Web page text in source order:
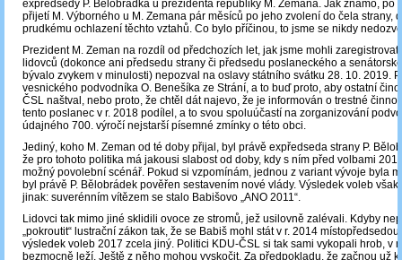
expředsedy P. Bělobrádka u prezidenta republiky M. Zemana. Jak známo, po
přijetí M. Výborného u M. Zemana pár měsíců po jeho zvolení do čela strany,
prudkému ochlazení těchto vztahů. Co bylo příčinou, to jsme se nikdy
Prezident M. Zeman na rozdíl od předchozích let, jak jsme mohli
lidovců (dokonce ani předsedu strany či předsedu poslaneckého a
bývalo zvykem v minulosti) nepozval na oslavy státního svátku 28. 10. 2019.
vesnického podvodníka O. Benešíka ze Strání, a to buď proto, aby ostatní
ČSL naštval, nebo proto, že chtěl dát najevo, že je informován o trestné
tento poslanec v r. 2018 podílel, a to svou spoluúčastí na zorganizování
údajného 700. výročí nejstarší písemné zmínky o této obci.
Jediný, koho M. Zeman od té doby přijal, byl právě expředseda strany P.
že pro tohoto politika má jakousi slabost od doby, kdy s ním před volbami
možný povolební scénář. Pokud si vzpomínám, jednou z variant vývoje byla
byl právě P. Bělobrádek pověřen sestavením nové vlády. Výsledek voleb
jinak: suverénním vítězem se stalo Babišovo „ANO 2011“.
Lidovci tak mimo jiné sklidili ovoce ze stromů, jež usilovně zalévali. Kdyby
„pokroutit“ lustrační zákon tak, že se Babiš mohl stát v r. 2014
výsledek voleb 2017 zcela jiný. Politici KDU-ČSL si tak sami vykopali hrob, v
bezmocně leží. Ještě z něho mohou vyskočit. Za předpokladu, že začnou už